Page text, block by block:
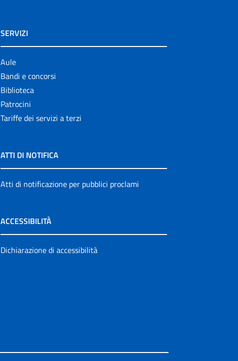
SERVIZI
Aule
Bandi e concorsi
Biblioteca
Patrocini
Tariffe dei servizi a terzi
ATTI DI NOTIFICA
Atti di notificazione per pubblici proclami
ACCESSIBILITÀ
Dichiarazione di accessibilità